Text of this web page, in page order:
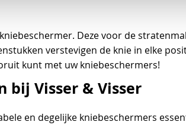
Deze voor de
verstevigen de knie in elke
kunt met uw kniebeschermers!
bij Visser & Visser
en degelijke kniebeschermers